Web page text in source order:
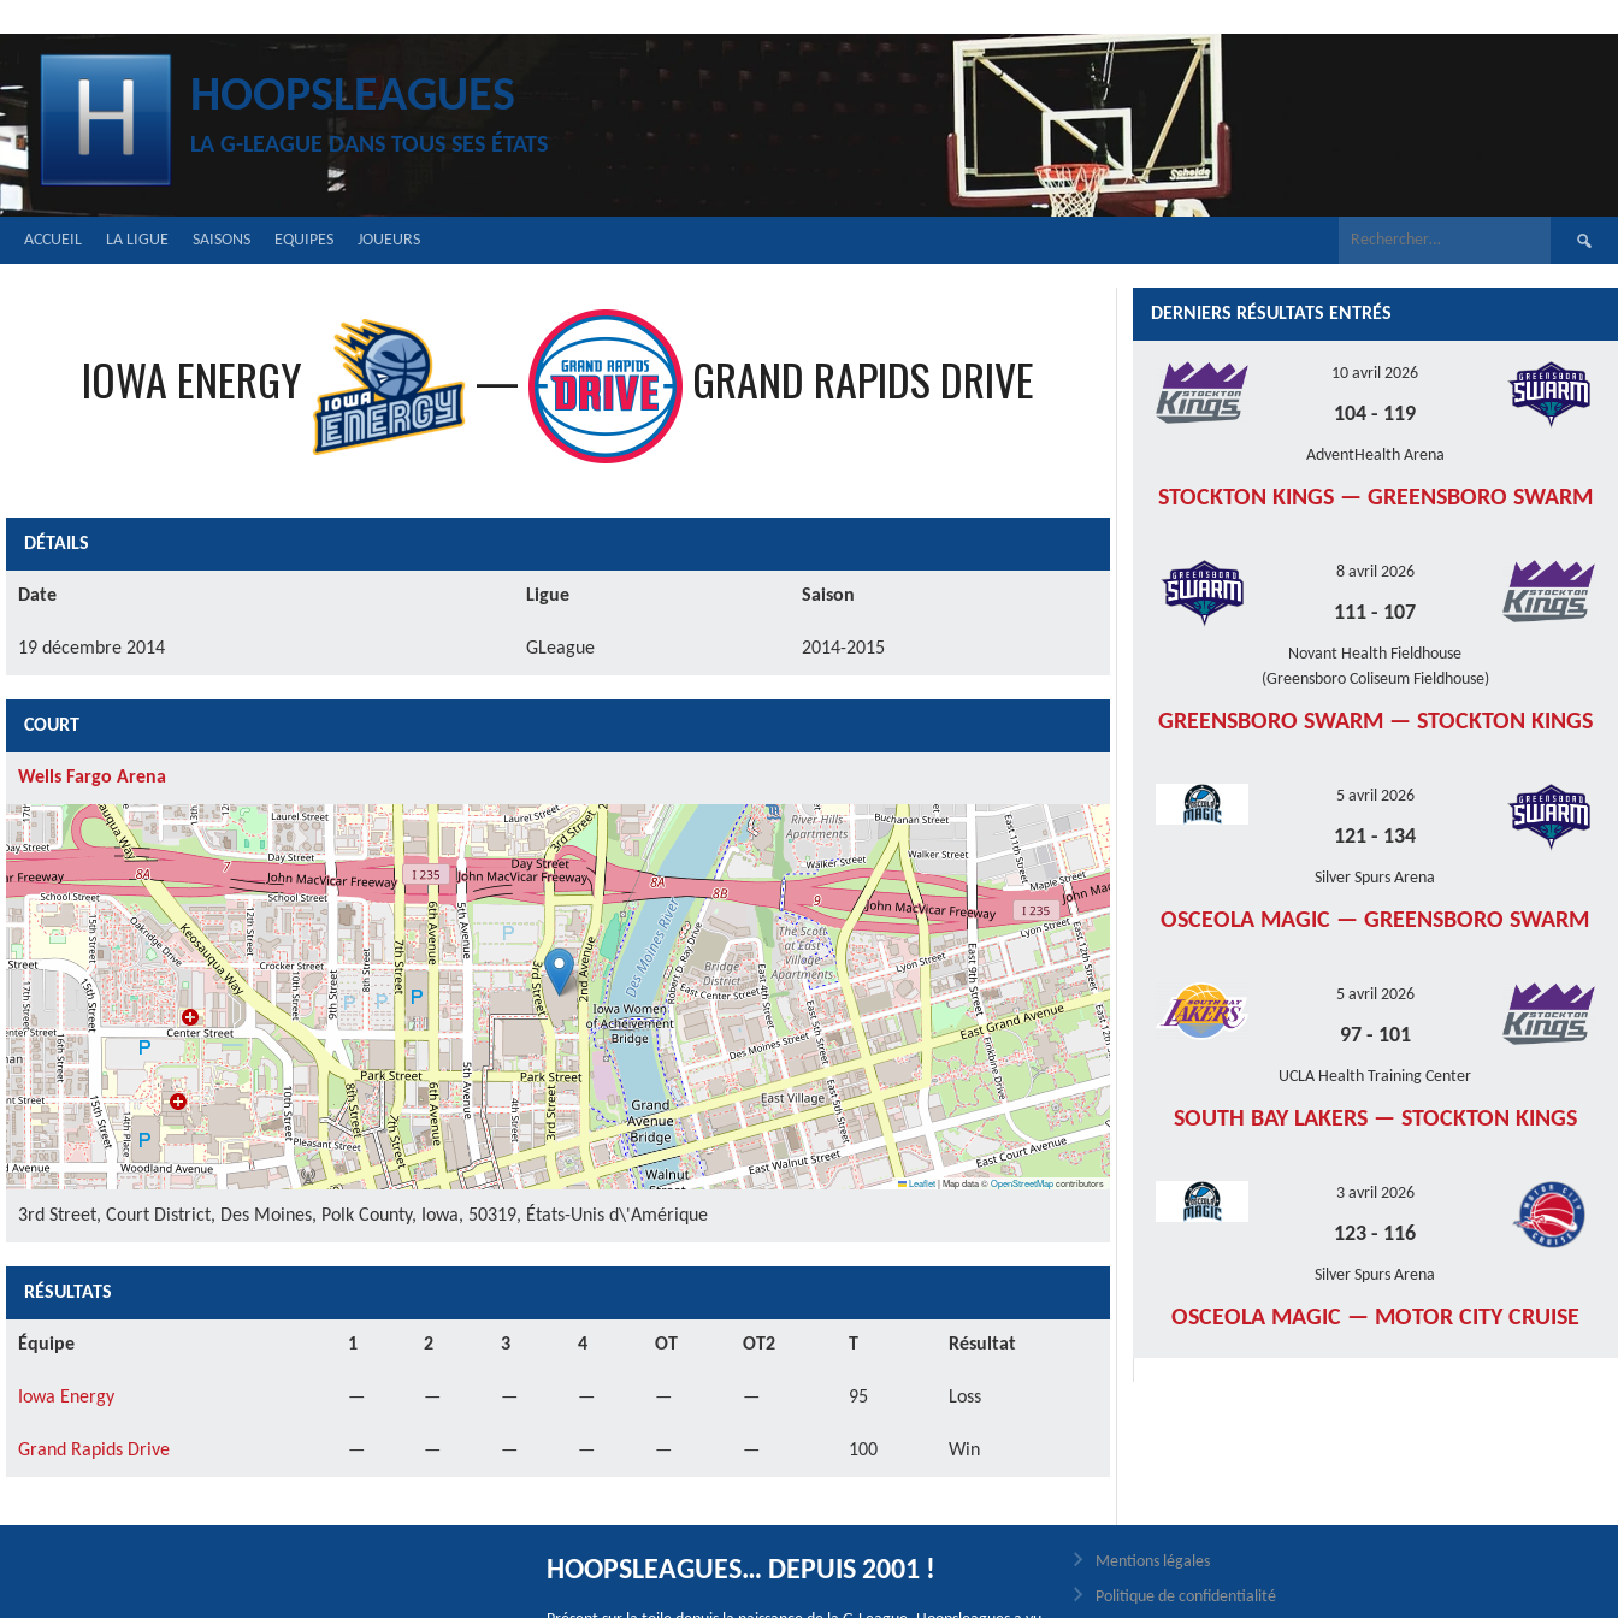
HOOPSLEAGUES
LA G-LEAGUE DANS TOUS SES ÉTATS
ACCUEIL LA LIGUE SAISONS EQUIPES JOUEURS
IOWA ENERGY — GRAND RAPIDS DRIVE
DÉTAILS
Date Ligue Saison
19 décembre 2014 GLeague 2014-2015
COURT
Wells Fargo Arena
Leaflet|Map data ©OpenStreetMapcontributors
3rd Street, Court District, Des Moines, Polk County, Iowa, 50319, États-Unis d\'Amérique
RÉSULTATS
Équipe 1 2 3 4 OT OT2 T Résultat
Iowa Energy — — — — — — 95 Loss
Grand Rapids Drive — — — — — — 100 Win
DERNIERS RÉSULTATS ENTRÉS
10 avril 2026
104 - 119
AdventHealth Arena
STOCKTON KINGS — GREENSBORO SWARM
8 avril 2026
111 - 107
Novant Health Fieldhouse
(Greensboro Coliseum Fieldhouse)
GREENSBORO SWARM — STOCKTON KINGS
5 avril 2026
121 - 134
Silver Spurs Arena
OSCEOLA MAGIC — GREENSBORO SWARM
5 avril 2026
97- 101
UCLA Health Training Center
SOUTH BAY LAKERS — STOCKTON KINGS
3 avril 2026
123 - 116
Silver Spurs Arena
OSCEOLA MAGIC — MOTOR CITY CRUISE
HOOPSLEAGUES… DEPUIS 2001 !
Mentions légales
Politique de confidentialité